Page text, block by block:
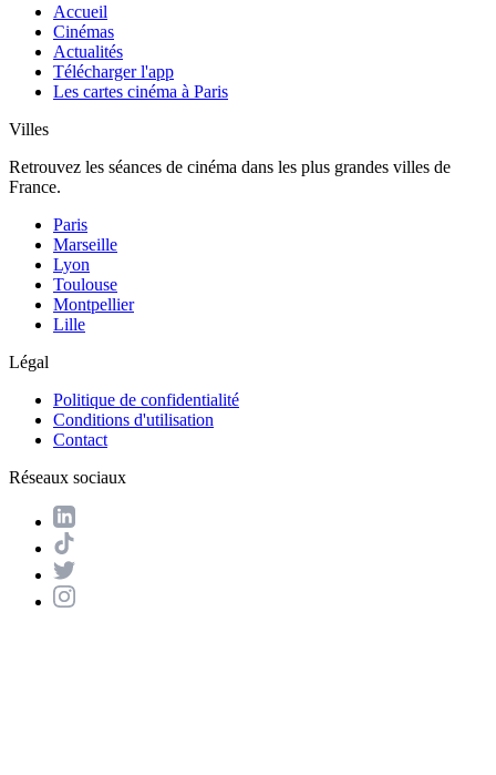
Accueil
Cinémas
Actualités
Télécharger l'app
Les cartes cinéma à Paris
Villes
Retrouvez les séances de cinéma dans les plus grandes villes de
France.
Paris
Marseille
Lyon
Toulouse
Montpellier
Lille
Légal
Politique de confidentialité
Conditions d'utilisation
Contact
Réseaux sociaux